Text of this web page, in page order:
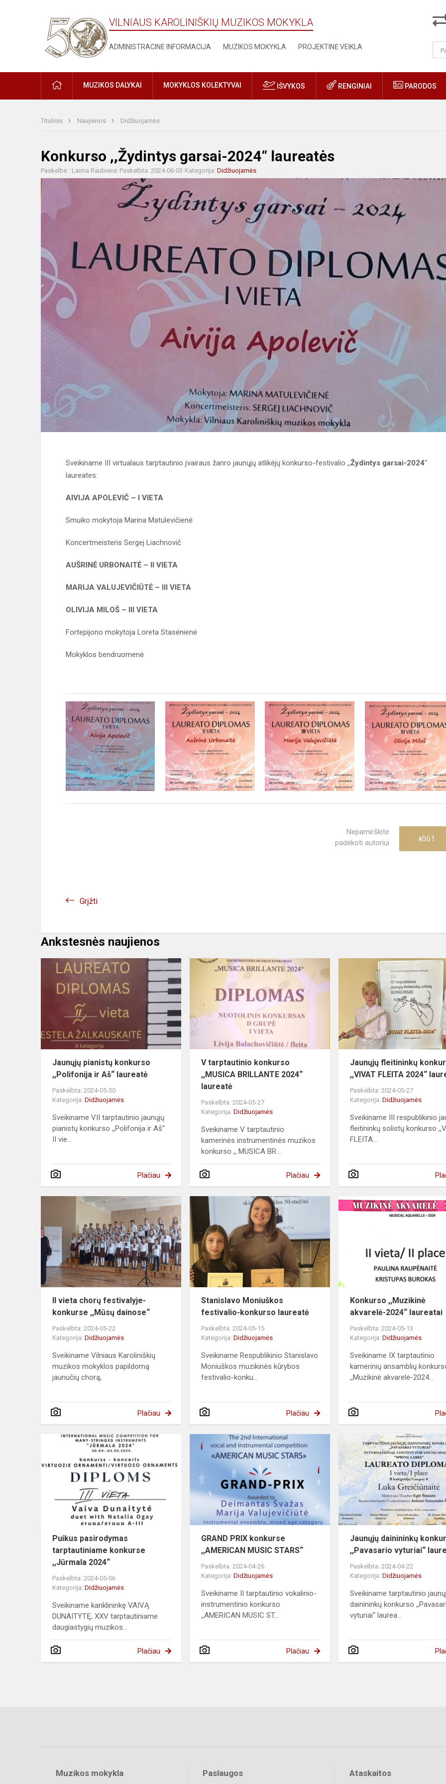
VILNIAUS KAROLINIŠKIŲ MUZIKOS MOKYKLA
ADMINISTRACINĖ INFORMACIJA MUZIKOS MOKYKLA PROJEKTINĖ VEIKLA
MUZIKOS DALYKAI MOKYKLOS KOLEKTYVAI IŠVYKOS RENGINIAI PARODOS
Titulinis Naujienos Didžiuojamės
Konkurso ,,Žydintys garsai-2024“ laureatės
Paskelbė : Laima Raubienė Paskelbta: 2024-06-03 Kategorija: Didžiuojamės
Sveikiname III virtualaus tarptautinio įvairaus žanro jaunųjų atlikėjų konkurso-festivalio ,,Žydintys garsai-2024“
laureates:
AIVIJA APOLEVIČ – I VIETA
Smuiko mokytoja Marina Matulevičienė
Koncertmeisteris Sergej Liachnovič
AUŠRINĖ URBONAITĖ – II VIETA
MARIJA VALUJEVIČIŪTĖ – III VIETA
OLIVIJA MILOŠ – III VIETA
Fortepijono mokytoja Loreta Stasėnienė
Mokyklos bendruomenė
Nepamirškite
padėkoti autoriui
AČIŪ 1
Grįžti
Ankstesnės naujienos
Jaunųjų pianistų konkurso
,,Polifonija ir Aš“ laureatė
Paskelbta: 2024-05-30
Kategorija: Didžiuojamės
Sveikiname VII tarptautinio jaunųjų
pianistų konkurso ,,Polifonija ir Aš“
II vie...
Plačiau
V tarptautinio konkurso
,,MUSICA BRILLANTE 2024“
laureatė
Paskelbta: 2024-05-27
Kategorija:Didžiuojamės
Sveikiname V tarptautinio
kamerinės instrumentinės muzikos
konkurso ,, MUSICA BR...
Plačiau
Jaunųjų fleitininkų
,,VIVAT FLEITA 2024“
Paskelbta: 2024-05-27
Kategorija:Didžiuojamės
Sveikiname III respublikinio
fleitininkų solistų konkurso
FLEITA...
II vieta chorų festivalyje-
konkurse ,,Mūsų dainose“
Paskelbta: 2024-05-22
Kategorija: Didžiuojamės
Sveikiname Vilniaus Karoliniškių
muzikos mokyklos papildomą
jaunučių chorą,
Plačiau
Stanislavo Moniuškos
festivalio-konkurso laureatė
Paskelbta: 2024-05-15
Kategorija:Didžiuojamės
Sveikiname Respublikinio Stanislavo
Moniuškos muzikinės kūrybos
festivalio-konku...
Plačiau
Konkurso ,,Muzikinė
akvarelė-2024“ laureatai
Paskelbta: 2024-05-13
Kategorija:Didžiuojamės
Sveikiname IX tarptautinio
kamerinių ansamblių
,,Muzikinė akvarelė-2024...
Puikus pasirodymas
tarptautiniame konkurse
,,Jūrmala 2024“
Paskelbta: 2024-05-06
Kategorija: Didžiuojamės
Sveikiname kanklininkę VAIVĄ
DUNAITYTĘ, XXV tarptautiniame
daugiastygių muzikos...
Plačiau
GRAND PRIX konkurse
,,AMERICAN MUSIC STARS“
Paskelbta: 2024-04-26
Kategorija:Didžiuojamės
Sveikiname II tarptautinio vokalinio-
instrumentinio konkurso
,,AMERICAN MUSIC ST...
Plačiau
Jaunųjų dainininkų
,,Pavasario vyturiai“
Paskelbta: 2024-04-22
Kategorija:Didžiuojamės
Sveikiname tarptautinio
dainininkų konkurso
vyturiai“ laurea...
Muzikos mokykla Paslaugos Ataskaitos